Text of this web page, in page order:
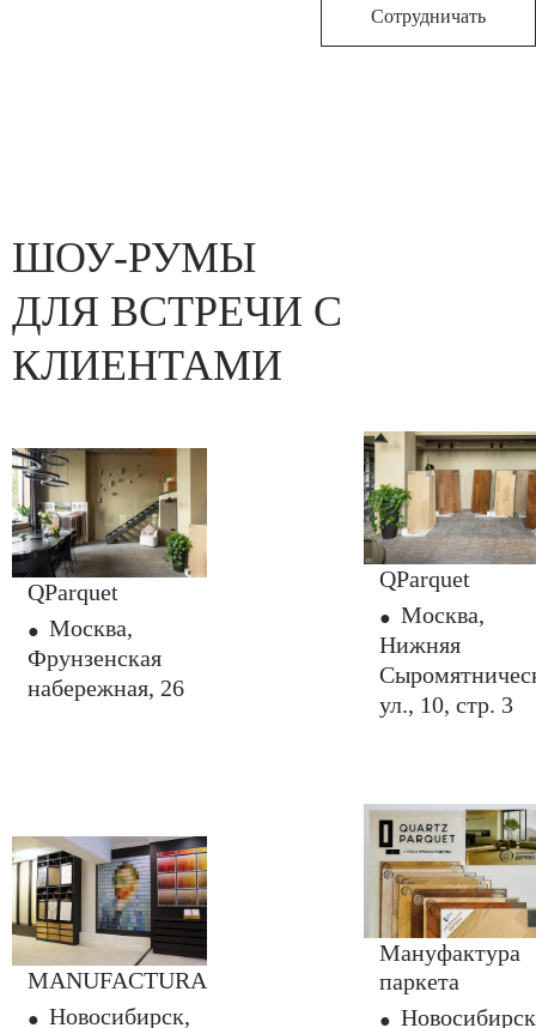
Сотрудничать
ШОУ-РУМЫ
ДЛЯ ВСТРЕЧИ С
КЛИЕНТАМИ
QParquet
Москва,
Фрунзенская
набережная, 26
QParquet
Москва,
Нижняя
ул., 10, стр. 3
MANUFACTURA
Новосибирск,
Мануфактура
паркета